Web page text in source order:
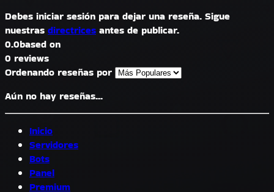
Debes iniciar sesión para dejar una reseña. Sigue
nuestras directrices antes de publicar.
0.0based on
0 reviews
Ordenando reseñas por
Aún no hay reseñas...
Inicio
Servidores
Bots
Panel
Premium